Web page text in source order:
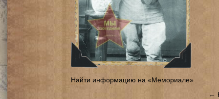
Найти информацию на «Мемориале»
←